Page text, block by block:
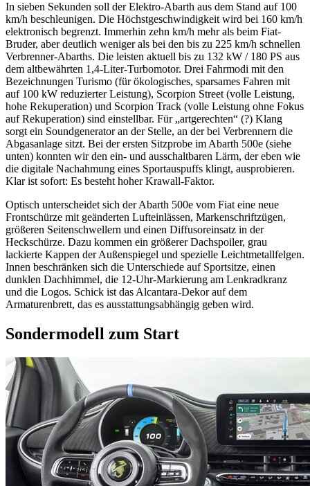
In sieben Sekunden soll der Elektro-Abarth aus dem Stand auf 100
km/h beschleunigen. Die Höchstgeschwindigkeit wird bei 160 km/h
elektronisch begrenzt. Immerhin zehn km/h mehr als beim Fiat-
Bruder, aber deutlich weniger als bei den bis zu 225 km/h schnellen
Verbrenner-Abarths. Die leisten aktuell bis zu 132 kW / 180 PS aus
dem altbewährten 1,4-Liter-Turbomotor. Drei Fahrmodi mit den
Bezeichnungen Turismo (für ökologisches, sparsames Fahren mit
auf 100 kW reduzierter Leistung), Scorpion Street (volle Leistung,
hohe Rekuperation) und Scorpion Track (volle Leistung ohne Fokus
auf Rekuperation) sind einstellbar. Für „artgerechten“ (?) Klang
sorgt ein Soundgenerator an der Stelle, an der bei Verbrennern die
Abgasanlage sitzt. Bei der ersten Sitzprobe im Abarth 500e (siehe
unten) konnten wir den ein- und ausschaltbaren Lärm, der eben wie
die digitale Nachahmung eines Sportauspuffs klingt, ausprobieren.
Klar ist sofort: Es besteht hoher Krawall-Faktor.
Optisch unterscheidet sich der Abarth 500e vom Fiat eine neue
Frontschürze mit geänderten Lufteinlässen, Markenschriftzügen,
größeren Seitenschwellern und einen Diffusoreinsatz in der
Heckschürze. Dazu kommen ein größerer Dachspoiler, grau
lackierte Kappen der Außenspiegel und spezielle Leichtmetallfelgen.
Innen beschränken sich die Unterschiede auf Sportsitze, einen
dunklen Dachhimmel, die 12-Uhr-Markierung am Lenkradkranz
und die Logos. Schick ist das Alcantara-Dekor auf dem
Armaturenbrett, das es ausstattungsabhängig geben wird.
Sondermodell zum Start